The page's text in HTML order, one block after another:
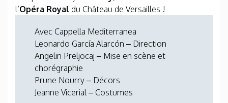
l’Opéra Royal du Château de Versailles !
Avec Cappella Mediterranea
Leonardo García Alarcón – Direction
Angelin Preljocaj – Mise en scène et
chorégraphie
Prune Nourry – Décors
Jeanne Vicerial – Costumes